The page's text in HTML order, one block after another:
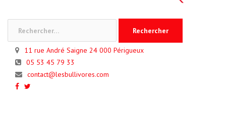
11 rue André Saigne 24 000 Périgueux
05 53 45 79 33
contact@lesbullivores.com